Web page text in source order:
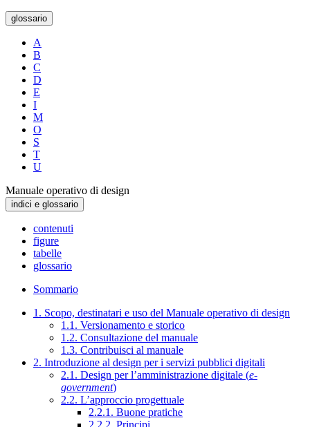
glossario
A
B
C
D
E
I
M
O
S
T
U
Manuale operativo di design
indici e glossario
contenuti
figure
tabelle
glossario
Sommario
1. Scopo, destinatari e uso del Manuale operativo di design
1.1. Versionamento e storico
1.2. Consultazione del manuale
1.3. Contribuisci al manuale
2. Introduzione al design per i servizi pubblici digitali
2.1. Design per l’amministrazione digitale (e-
government)
2.2. L’approccio progettuale
2.2.1. Buone pratiche
2.2.2. Principi